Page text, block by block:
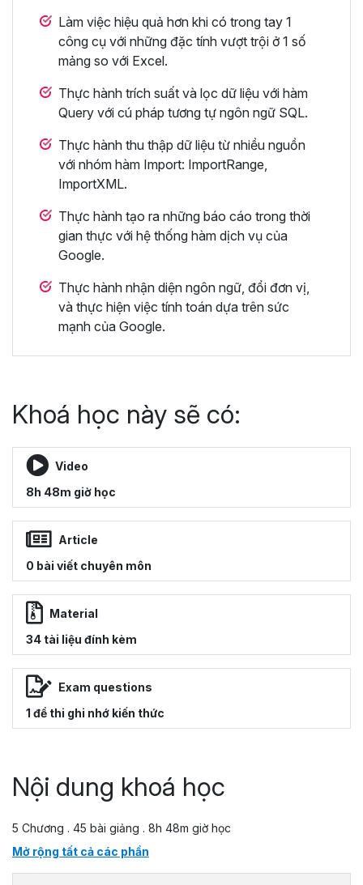
Làm việc hiệu quả hơn khi có trong tay 1
công cụ với những đặc tính vượt trội ở 1 số
mảng so với Excel.
Thực hành trích suất và lọc dữ liệu với hàm
Query với cú pháp tương tự ngôn ngữ SQL.
Thực hành thu thập dữ liệu từ nhiều nguồn
với nhóm hàm Import: ImportRange,
ImportXML.
Thực hành tạo ra những báo cáo trong thời
gian thực với hệ thống hàm dịch vụ của
Google.
Thực hành nhận diện ngôn ngữ, đổi đơn vị,
và thực hiện việc tính toán dựa trên sức
mạnh của Google.
Khoá học này sẽ có:
Video
8h 48m giờ học
Article
0 bài viết chuyên môn
Material
34 tài liệu đính kèm
Exam questions
1 đề thi ghi nhớ kiến thức
Nội dung khoá học
5 Chương . 45 bài giảng . 8h 48m giờ học
Mở rộng tất cả các phần